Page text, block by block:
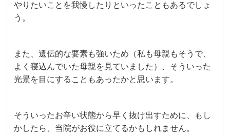
やりたいことを我慢したりといったこともあるでしょ
う。
また、遺伝的な要素も強いため（私も母親もそうで、
よく寝込んでいた母親を見ていました）、そういった
光景を目にすることもあったかと思います。
そういったお辛い状態から早く抜け出すために、もし
かしたら、当院がお役に立てるかもしれません。